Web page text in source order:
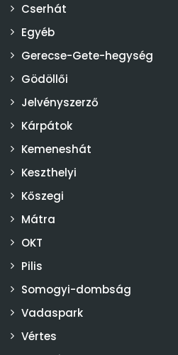
Cserhát
Egyéb
Gerecse-Gete-hegység
Gödöllői
Jelvényszerző
Kárpátok
Kemeneshát
Keszthelyi
Kőszegi
Mátra
OKT
Pilis
Somogyi-dombság
Vadaspark
Vértes